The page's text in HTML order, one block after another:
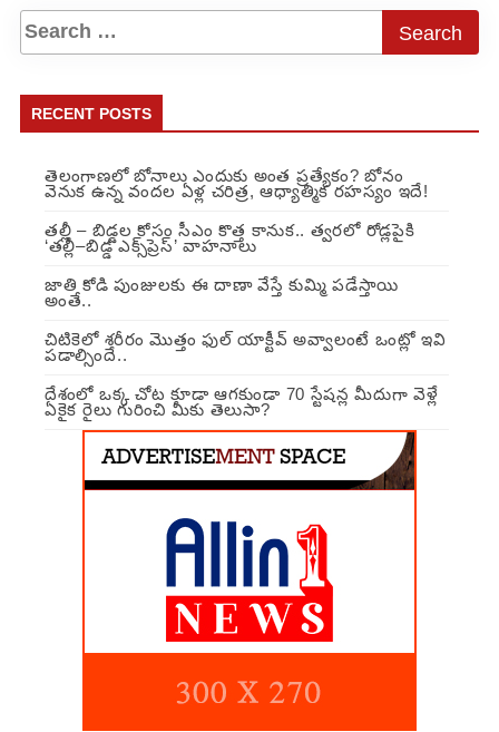
RECENT POSTS
తెలంగాణలో బోనాలు ఎందుకు అంత ప్రత్యేకం? బోనం
వెనుక ఉన్న వందల ఏళ్ల చరిత్ర, ఆధ్యాత్మిక రహస్యం ఇదే!
తల్లీ – బిడ్డల కోసం సీఎం కొత్త కానుక.. త్వరలో రోడ్లపైకి
‘తల్లీ–బిడ్డ ఎక్స్‌ప్రెస్’ వాహనాలు
జాతి కోడి పుంజులకు ఈ దాణా వేస్తే కుమ్మి పడేస్తాయి
అంతే..
చిటికెలో శరీరం మొత్తం ఫుల్ యాక్టీవ్ అవ్వాలంటే ఒంట్లో ఇవి
పడాల్సిందే..
దేశంలో ఒక్క చోట కూడా ఆగకుండా 70 స్టేషన్ల మీదుగా వెళ్లే
ఏకైక రైలు గురించి మీకు తెలుసా?